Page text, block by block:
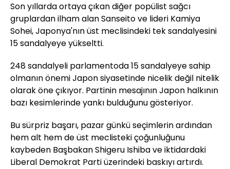
Son yıllarda ortaya çıkan diğer popülist sağcı
gruplardan ilham alan Sanseito ve lideri Kamiya
Sohei, Japonya'nın üst meclisindeki tek sandalyesini
15 sandalyeye yükseltti.
248 sandalyeli parlamentoda 15 sandalyeye sahip
olmanın önemi Japon siyasetinde nicelik değil nitelik
olarak öne çıkıyor. Partinin mesajının Japon halkının
bazı kesimlerinde yankı bulduğunu gösteriyor.
Bu sürpriz başarı, pazar günkü seçimlerin ardından
hem alt hem de üst meclisteki çoğunluğunu
kaybeden Başbakan Shigeru Ishiba ve iktidardaki
Liberal Demokrat Parti üzerindeki baskıyı artırdı.